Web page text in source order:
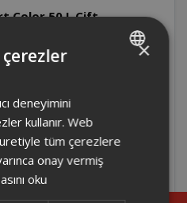
Color 50 L Çift
kullanmadan nasıl
Color 50 L Çift
×
deneyimini
kullanır. Web
tüm çerezlere
onay vermiş
oku